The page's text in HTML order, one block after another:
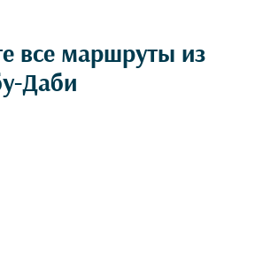
все маршруты из
Даби